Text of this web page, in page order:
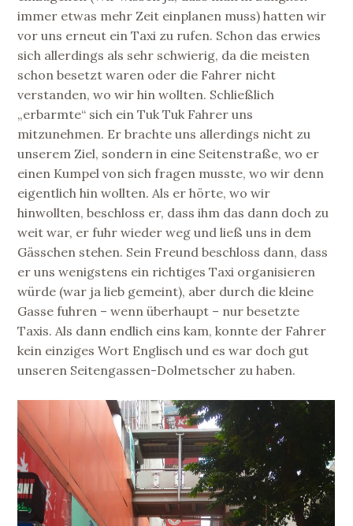
immer etwas mehr Zeit einplanen muss) hatten wir
vor uns erneut ein Taxi zu rufen. Schon das erwies
sich allerdings als sehr schwierig, da die meisten
schon besetzt waren oder die Fahrer nicht
verstanden, wo wir hin wollten. Schließlich
„erbarmte“ sich ein Tuk Tuk Fahrer uns
mitzunehmen. Er brachte uns allerdings nicht zu
unserem Ziel, sondern in eine Seitenstraße, wo er
einen Kumpel von sich fragen musste, wo wir denn
eigentlich hin wollten. Als er hörte, wo wir
hinwollten, beschloss er, dass ihm das dann doch zu
weit war, er fuhr wieder weg und ließ uns in dem
Gässchen stehen. Sein Freund beschloss dann, dass
er uns wenigstens ein richtiges Taxi organisieren
würde (war ja lieb gemeint), aber durch die kleine
Gasse fuhren – wenn überhaupt – nur besetzte
Taxis. Als dann endlich eins kam, konnte der Fahrer
kein einziges Wort Englisch und es war doch gut
unseren Seitengassen-Dolmetscher zu haben.